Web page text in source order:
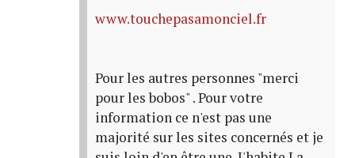
www.touchepasamonciel.fr
Pour les autres personnes "merci
pour les bobos" . Pour votre
information ce n'est pas une
majorité sur les sites concernés et je